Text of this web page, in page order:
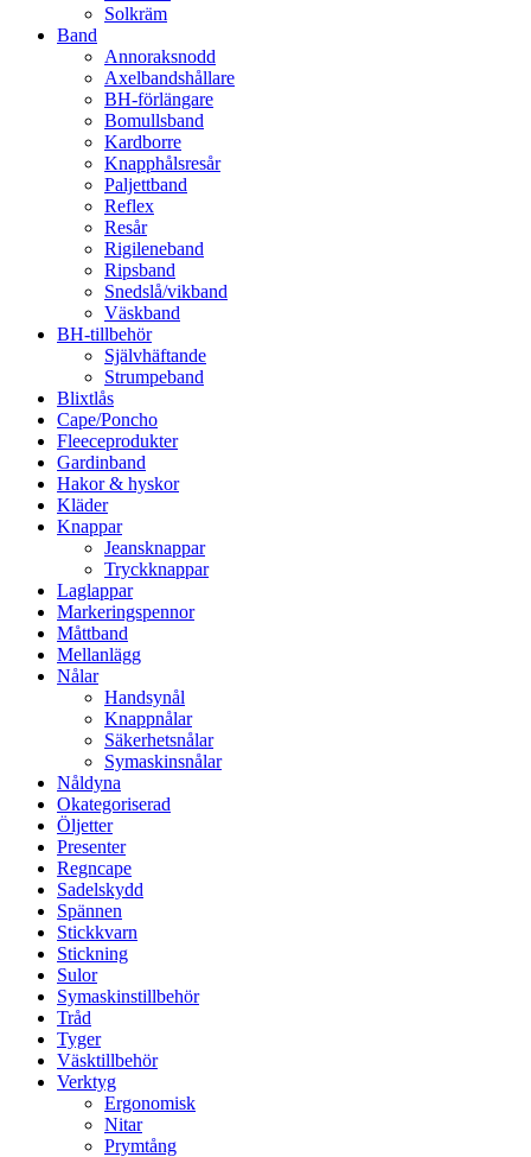
Solkräm
Band
Annoraksnodd
Axelbandshållare
BH-förlängare
Bomullsband
Kardborre
Knapphålsresår
Paljettband
Reflex
Resår
Rigileneband
Ripsband
Snedslå/vikband
Väskband
BH-tillbehör
Självhäftande
Strumpeband
Blixtlås
Cape/Poncho
Fleeceprodukter
Gardinband
Hakor & hyskor
Kläder
Knappar
Jeansknappar
Tryckknappar
Laglappar
Markeringspennor
Måttband
Mellanlägg
Nålar
Handsynål
Knappnålar
Säkerhetsnålar
Symaskinsnålar
Nåldyna
Okategoriserad
Öljetter
Presenter
Regncape
Sadelskydd
Spännen
Stickkvarn
Stickning
Sulor
Symaskinstillbehör
Tråd
Tyger
Väsktillbehör
Verktyg
Ergonomisk
Nitar
Prymtång